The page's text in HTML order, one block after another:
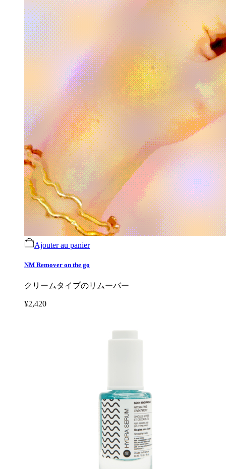
Ajouter au panier
NM Remover on the go
クリームタイプのリムーバー
¥2,420